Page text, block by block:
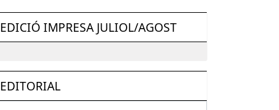
EDICIÓ IMPRESA JULIOL/AGOST
EDITORIAL